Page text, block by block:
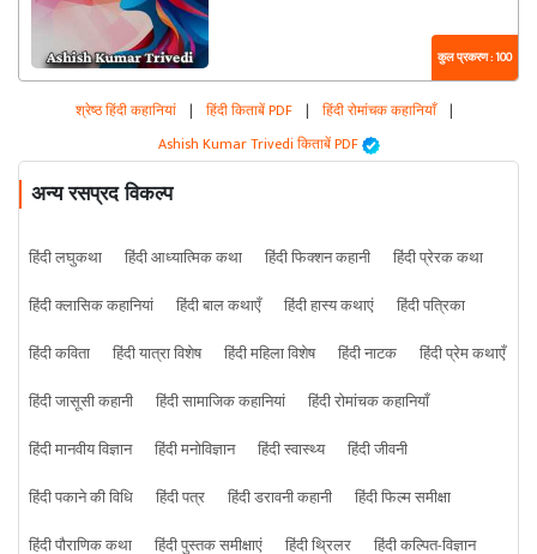
कुल प्रकरण : 100
श्रेष्ठ हिंदी कहानियां | हिंदी किताबें PDF | हिंदी रोमांचक कहानियाँ |
Ashish Kumar Trivedi किताबें PDF
अन्य रसप्रद विकल्प
हिंदी लघुकथा हिंदी आध्यात्मिक कथा हिंदी फिक्शन कहानी
हिंदी प्रेरक कथा
हिंदी क्लासिक कहानियां
हिंदी बाल कथाएँ हिंदी हास्य कथाएं
हिंदी पत्रिका
हिंदी कविता
हिंदी यात्रा विशेष हिंदी महिला विशेष हिंदी नाटक
हिंदी प्रेम कथाएँ
हिंदी जासूसी कहानी
हिंदी सामाजिक कहानियां
हिंदी रोमांचक कहानियाँ
हिंदी मानवीय विज्ञान
हिंदी मनोविज्ञान हिंदी स्वास्थ्य
हिंदी जीवनी
हिंदी पकाने की विधि
हिंदी पत्र हिंदी डरावनी कहानी
हिंदी फिल्म समीक्षा
हिंदी पौराणिक कथा
हिंदी पुस्तक समीक्षाएं हिंदी थ्रिलर हिंदी कल्पित-विज्ञान